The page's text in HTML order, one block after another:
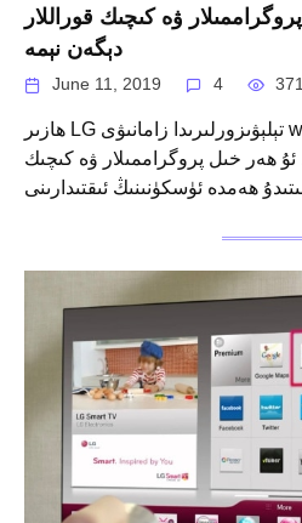
ۋە كىچىك قوراللار
دېگەن نېمە
June 11, 2019 4 371
ھازىر LG تېلېۋىزورلىرىدا زامانىۋى webOS مەشغۇلات
ھەر خىل پروگراممىلار ۋە كىچىك
ھەمدە ئۈسكۈنىنىڭ ئىقتىدارىنى